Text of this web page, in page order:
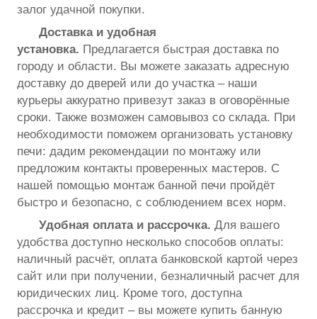
залог удачной покупки.
Доставка и удобная
установка. Предлагается быстрая доставка по
городу и области. Вы можете заказать адресную
доставку до дверей или до участка – наши
курьеры аккуратно привезут заказ в оговорённые
сроки. Также возможен самовывоз со склада. При
необходимости поможем организовать установку
печи: дадим рекомендации по монтажу или
предложим контакты проверенных мастеров. С
нашей помощью монтаж банной печи пройдёт
быстро и безопасно, с соблюдением всех норм.
Удобная оплата и рассрочка. Для вашего
удобства доступно несколько способов оплаты:
наличный расчёт, оплата банковской картой через
сайт или при получении, безналичный расчет для
юридических лиц. Кроме того, доступна
рассрочка и кредит – вы можете купить банную